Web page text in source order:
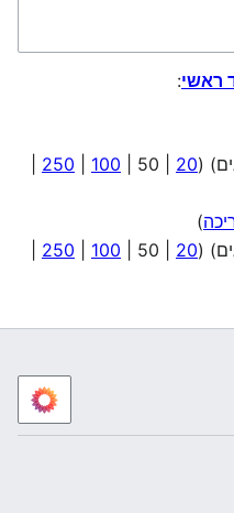
ראשי:
) (
20
50
100
250
)
) (
20
50
100
250